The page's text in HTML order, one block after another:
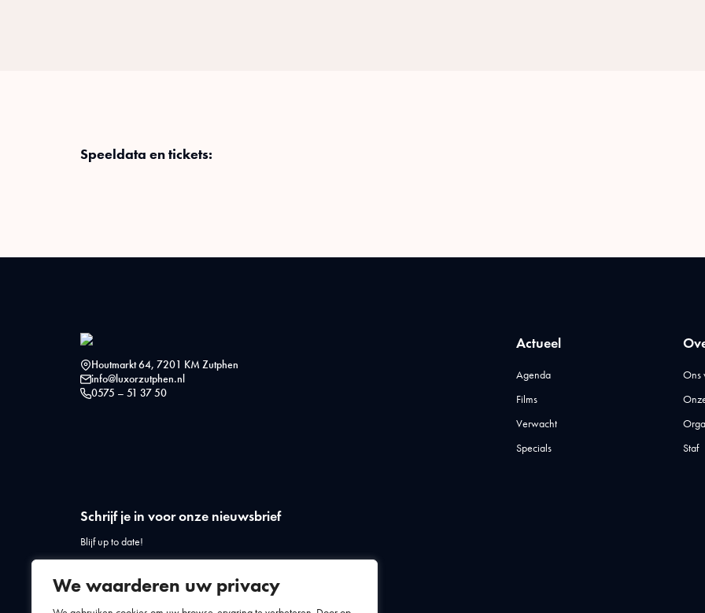
We waarderen uw privacy
Speeldata en tickets:
Houtmarkt 64, 7201 KM Zutphen
info@luxorzutphen.nl
0575 – 51 37 50
Actueel
Agenda
Films
Verwacht
Specials
Ons
Staf
Schrijf je in voor onze nieuwsbrief
Blijf up to date!